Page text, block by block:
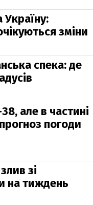
зміни
спека: де
але в частині
погоди
зі
на тиждень